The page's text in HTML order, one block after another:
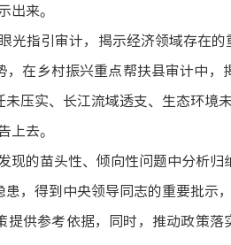
来。
光指引审计，揭示经济领域存在的
，在乡村振兴重点帮扶县审计中
压实、长江流域透支、生态环境
去。
现的苗头性、倾向性问题中分析
，得到中央领导同志的重要批
提供参考依据，同时，推动政策